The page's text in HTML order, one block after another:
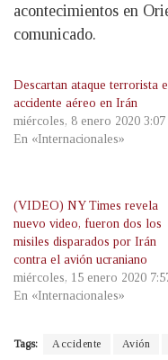
acontecimientos en
comunicado.
Descartan ataque terrorista
accidente aéreo en Irán
miércoles, 8 enero 2020
En «Internacionales»
(VIDEO) NY Times revela
nuevo video, fueron dos los
misiles disparados por Irán
contra el avión ucraniano
miércoles, 15 enero 2020
En «Internacionales»
Tags: Accidente Avión